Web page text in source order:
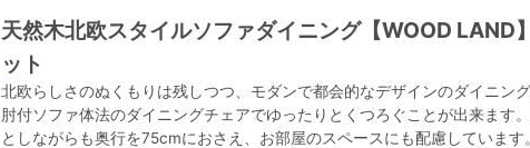
天然木北欧スタイルソファダイニング【WOOD
ット
北欧らしさのぬくもりは残しつつ、モダンで都会的なデザインのダイニン
肘付ソファ体法のダイニングチェアでゆったりとくつろぐことが出来ます
としながらも奥行を75cmにおさえ、お部屋のスペースにも配慮しています。